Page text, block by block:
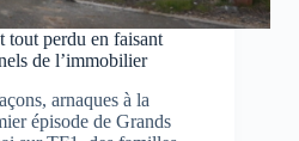
tout perdu en faisant
de l’immobilier
arnaques à la
épisode de Grands